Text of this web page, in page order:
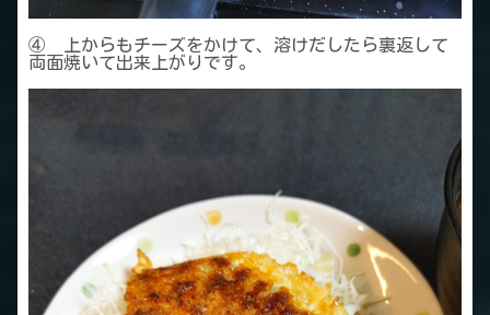
④ 上からもチーズをかけて、溶けだしたら裏返して
両面焼いて出来上がりです。